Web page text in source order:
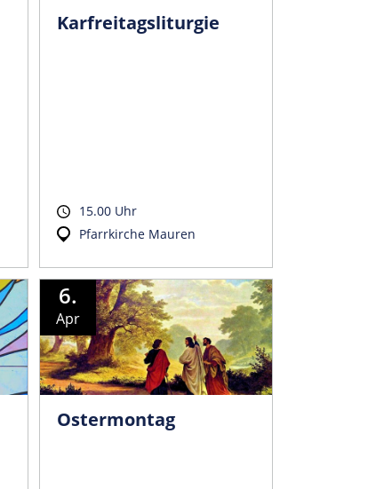
Karfreita­gsliturgie
15.00 Uhr
Pfarrkirche Mauren
6.
Apr
Ostermontag